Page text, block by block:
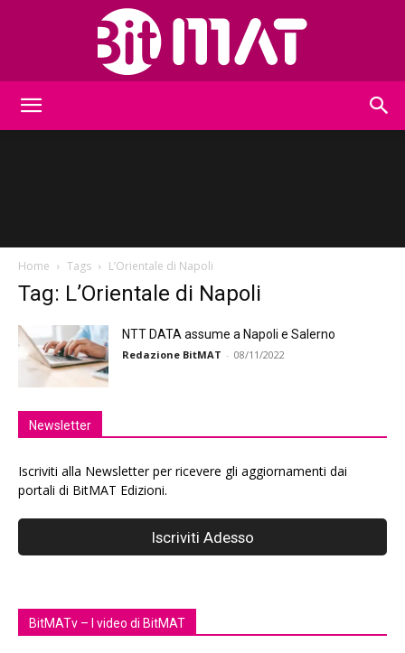
Home Tags L’Orientale di Napoli
Tag: L’Orientale di Napoli
NTT DATA assume a Napoli e Salerno
Redazione BitMAT - 08/11/2022
Newsletter
Iscriviti alla Newsletter per ricevere gli aggiornamenti dai
portali di BitMAT Edizioni.
BitMATv – I video di BitMAT